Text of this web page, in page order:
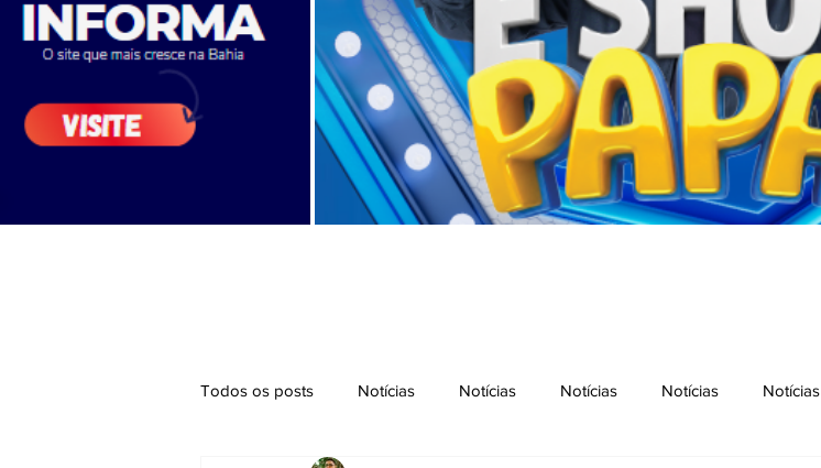
Todos os posts Notícias Notícias Notícias Notícias Notícias